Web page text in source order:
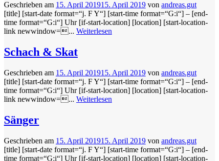
Geschrieben am 15. April 201915. April 2019 von andreas.gut
[title] [start-date format=“j. F Y“] [start-time format=“G:i“] – [end-
time format=“G:i“] Uhr [if-start-location] [location] [start-location-
link newwindow=... Weiterlesen
Schach & Skat
Geschrieben am 15. April 201915. April 2019 von andreas.gut
[title] [start-date format=“j. F Y“] [start-time format=“G:i“] – [end-
time format=“G:i“] Uhr [if-start-location] [location] [start-location-
link newwindow=... Weiterlesen
Sänger
Geschrieben am 15. April 201915. April 2019 von andreas.gut
[title] [start-date format=“j. F Y“] [start-time format=“G:i“] – [end-
time format=“G:i“] Uhr [if-start-location] [location] [start-location-